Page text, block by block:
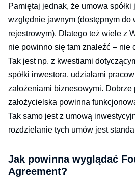
Pamiętaj jednak, że umowa spółki
względnie jawnym (dostępnym do
rejestrowym). Dlatego też wiele z
nie powinno się tam znaleźć – nie
Tak jest np. z kwestiami
spółki inwestora, udziałami
założeniami biznesowymi.
założycielska powinna
Tak samo jest z umową
rozdzielanie tych umów jest
Jak powinna wyglądać
Agreement?